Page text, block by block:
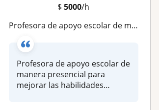
$5000/h
Profesora de apoyo escolar de manera presencial para mejorar las habilidades artisticas y creativas de los niños
Profesora de apoyo escolar de
manera presencial para
mejorar las habilidades